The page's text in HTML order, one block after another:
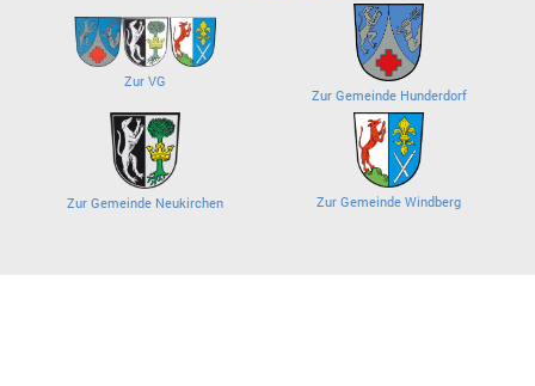
Zur VG
Zur Gemeinde Hunderdorf
Zur Gemeinde Neukirchen Zur Gemeinde Windberg